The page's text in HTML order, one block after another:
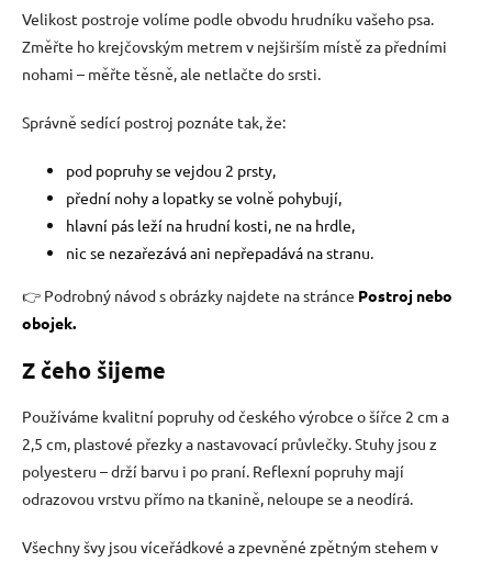
Velikost postroje volíme podle obvodu hrudníku vašeho psa.
Změřte ho krejčovským metrem v nejširším místě za předními
nohami – měřte těsně, ale netlačte do srsti.
Správně sedící postroj poznáte tak, že:
pod popruhy se vejdou 2 prsty,
přední nohy a lopatky se volně pohybují,
hlavní pás leží na hrudní kosti, ne na hrdle,
nic se nezařezává ani nepřepadává na stranu.
👉 Podrobný návod s obrázky najdete na stránce Postroj nebo
obojek.
Z čeho šijeme
Používáme kvalitní popruhy od českého výrobce o šířce 2 cm a
2,5 cm, plastové přezky a nastavovací průvlečky. Stuhy jsou z
polyesteru – drží barvu i po praní. Reflexní popruhy mají
odrazovou vrstvu přímo na tkanině, neloupe se a neodírá.
Všechny švy jsou víceřádkové a zpevněné zpětným stehem v